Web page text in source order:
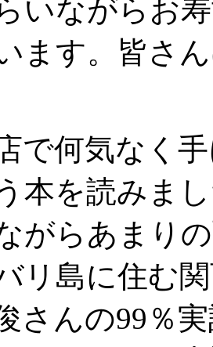
いながらお
ます。皆さ
で何気なく
本を読みま
がらあまり
リ島に住む
さんの99％